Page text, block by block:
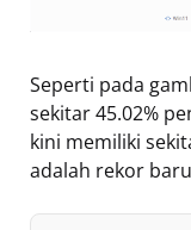
Seperti pada
sekitar 45.02%
kini memiliki
adalah rekor